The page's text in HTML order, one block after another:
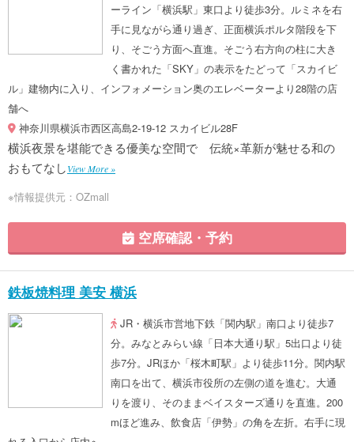
ーライン「横浜駅」東口より徒歩3分。ルミネを右
手に見ながら通り過ぎ、正面横浜ポルタ階段を下
り、そごう方面へ直進。そごう右方向の柱に大き
く書かれた「SKY」の表示をたどって「スカイビ
ル」建物内に入り、インフォメーション奥のエレベーターより28階の店
舗へ
神奈川県横浜市西区高島2-19-12 スカイビル28F
横浜夜景を堪能できる優美な空間で 伝統×革新が魅せる和の
おもてなしView More »
※情報提供元：OZmall
空席確認・予約
鉄板焼料理 美安 横浜
JR・横浜市営地下鉄「関内駅」南口より徒歩7
分。みなとみらい線「日本大通り駅」5出口より徒
歩7分。JRほか「桜木町駅」より徒歩11分。関内駅
南口を出て、横浜市役所の左側の道を進む。大通
りを渡り、そのままベイスターズ通りを直進。200
mほど進み、飲食店「伊勢」の角を左折。右手に現